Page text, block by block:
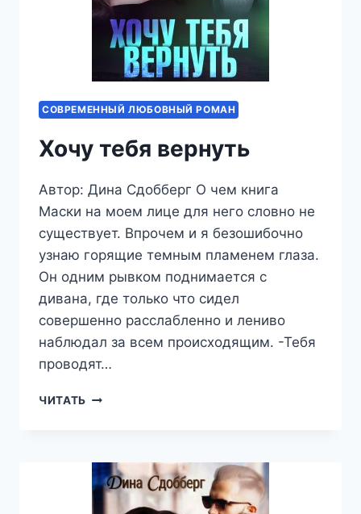
СОВРЕМЕННЫЙ ЛЮБОВНЫЙ РОМАН
Хочу тебя вернуть
Автор: Дина Сдобберг О чем книга
Маски на моем лице для него словно не
существует. Впрочем и я безошибочно
узнаю горящие темным пламенем глаза.
Он одним рывком поднимается с
дивана, где только что сидел
совершенно расслабленно и лениво
наблюдал за всем происходящим. -Тебя
проводят…
ЧИТАТЬ ХОЧУ